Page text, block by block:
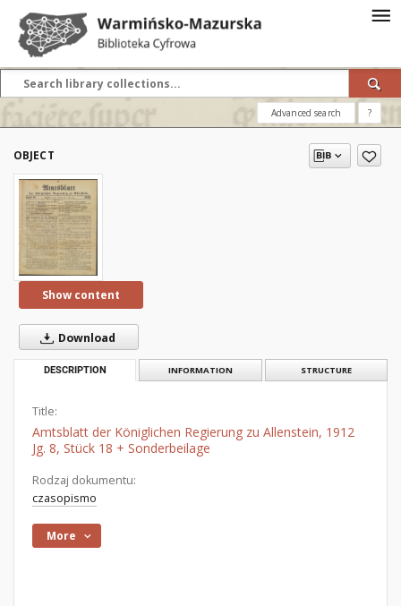
Advanced search ?
OBJECT
Show content
Download
DESCRIPTION INFORMATION STRUCTURE
Title:
Amtsblatt der Königlichen Regierung zu Allenstein, 1912
Jg. 8, Stück 18 + Sonderbeilage
Rodzaj dokumentu:
czasopismo
More